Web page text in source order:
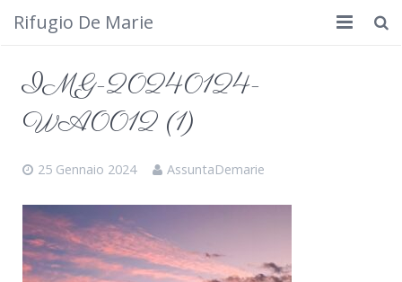
Rifugio De Marie
Dove siamo
Calendario
Foto
IMG-20240124-
WA0012 (1)
25 Gennaio 2024 AssuntaDemarie